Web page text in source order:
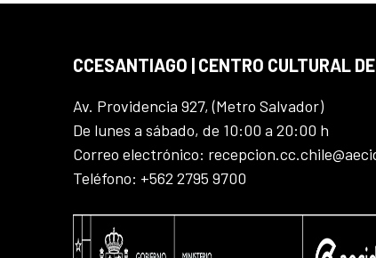
CCESANTIAGO | CENTRO CULTURAL
Av. Providencia 927, (Metro Salvador)
De lunes a sábado, de 10:00 a 20:00 h
Correo electrónico:
Teléfono: +562 2795 9700